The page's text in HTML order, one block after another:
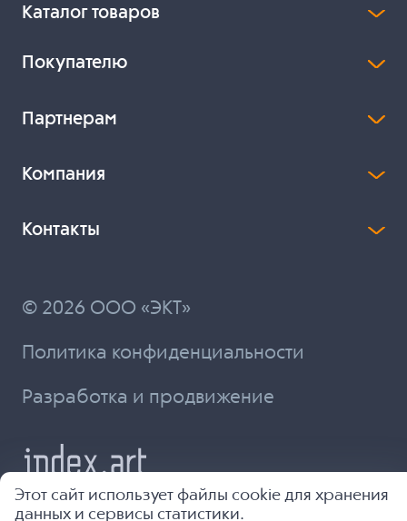
Каталог товаров
Покупателю
Партнерам
Компания
Контакты
© 2026 ООО «ЭКТ»
Политика конфиденциальности
Разработка и продвижение
Этот сайт использует файлы cookie для хранения
данных и сервисы статистики.